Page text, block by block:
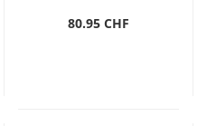
80.95 CHF